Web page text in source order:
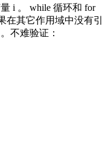
i 。 while 循环和 for
其它作用域中没有引
不难验证：